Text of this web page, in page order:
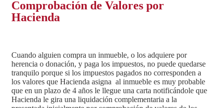
Comprobación de Valores por
Hacienda
Cuando alguien compra un inmueble, o los adquiere por
herencia o donación, y paga los impuestos, no puede quedarse
tranquilo porque si los impuestos pagados no corresponden a
los valores que Hacienda asigna al inmueble es muy probable
que en un plazo de 4 años le llegue una carta notificándole que
Hacienda le gira una liquidación complementaria a la